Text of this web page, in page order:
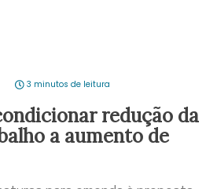
3 minutos de leitura
redução da
a aumento de